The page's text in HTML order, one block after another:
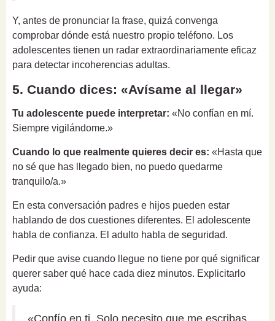
Y, antes de pronunciar la frase, quizá convenga
comprobar dónde está nuestro propio teléfono. Los
adolescentes tienen un radar extraordinariamente eficaz
para detectar incoherencias adultas.
5. Cuando dices: «Avísame al llegar»
Tu adolescente puede interpretar: «No confían en mí.
Siempre vigilándome.»
Cuando lo que realmente quieres decir es: «Hasta que
no sé que has llegado bien, no puedo quedarme
tranquilo/a.»
En esta conversación padres e hijos pueden estar
hablando de dos cuestiones diferentes. El adolescente
habla de confianza. El adulto habla de seguridad.
Pedir que avise cuando llegue no tiene por qué significar
querer saber qué hace cada diez minutos. Explicitarlo
ayuda:
«Confío en ti. Solo necesito que me escribas